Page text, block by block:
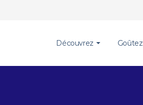
Découvrez Goûtez